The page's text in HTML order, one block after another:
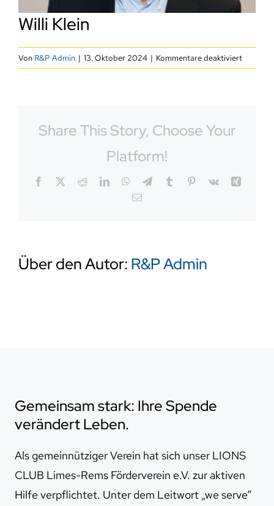
LIONS-App
Instagram
Willi Klein
Von R&P Admin | 13. Oktober 2024 | Kommentare deaktiviertfür
Willi
Share This Story, Choose Your
Platform!
Facebook
X RedditLinkedInWhatsApp
TelegramTumblr Pinterest
Vk
E-
Über den Autor: R&P Admin
Gemeinsam stark: Ihre Spende
verändert Leben.
Als gemeinnütziger Verein hat sich unser LIONS
CLUB Limes-Rems Förderverein e.V. zur aktiven
Hilfe verpflichtet. Unter dem Leitwort „we serve“